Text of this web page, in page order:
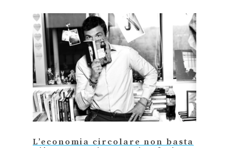
L’economia circolare non basta